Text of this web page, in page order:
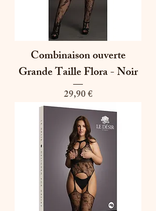
Combinaison ouverte
Grande Taille Flora - Noir
Prix
29,90 €